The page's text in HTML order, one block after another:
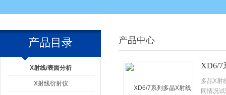
产品目录
X射线/表面分析
X射线衍射仪
产品中心
XD6/7
多晶X射
同情况